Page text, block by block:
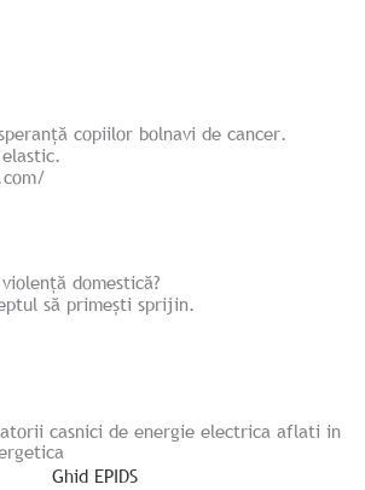
copiilor bolnavi de cancer.
domestică?
să primești sprijin.
casnici de energie electrica aflati in
Ghid EPIDS